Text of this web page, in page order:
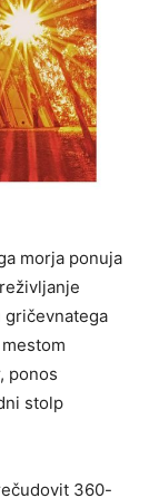
morja ponuja
gričevnatega
ponos
stolp
360-